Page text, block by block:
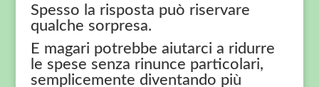
Spesso la risposta può riservare
qualche sorpresa.
E magari potrebbe aiutarci a ridurre
le spese senza rinunce particolari,
semplicemente diventando più